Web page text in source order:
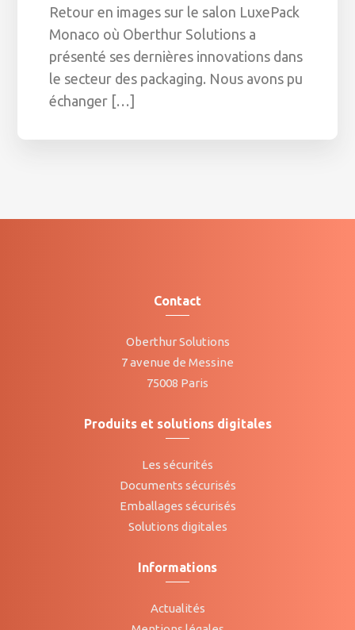
Retour en images sur le salon LuxePack
Monaco où Oberthur Solutions a
présenté ses dernières innovations dans
le secteur des packaging. Nous avons pu
échanger […]
Contact
Oberthur Solutions
7 avenue de Messine
75008 Paris
Produits et solutions digitales
Les sécurités
Documents sécurisés
Emballages sécurisés
Solutions digitales
Informations
Actualités